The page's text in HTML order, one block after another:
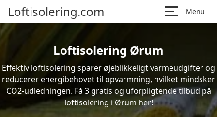
Loftisolering.com Menu
Loftisolering Ørum
Effektiv loftisolering sparer øjeblikkeligt varmeudgifter og
reducerer energibehovet til opvarmning, hvilket mindsker
CO2-udledningen. Få 3 gratis og uforpligtende tilbud på
loftisolering i Ørum her!